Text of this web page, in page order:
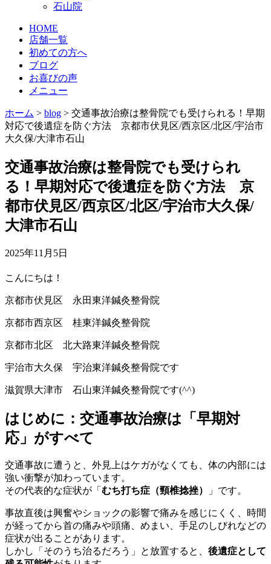
石山院
HOME
店舗一覧
初めての方へ
ブログ
お喜びの声
メニュー
ホーム > blog > 交通事故治療は整骨院でも受けられる！早期
対応で後遺症を防ぐ方法 京都市伏見区/西京区/北区/宇治市
大久保/大津市石山
交通事故治療は整骨院でも受けられ
る！早期対応で後遺症を防ぐ方法 京
都市伏見区/西京区/北区/宇治市大久保/
大津市石山
2025年11月5日
こんにちは！
京都市伏見区 永田東洋鍼灸整骨院
京都市西京区 桂東洋鍼灸整骨院
京都市北区 北大路東洋鍼灸整骨院
宇治市大久保 宇治東洋鍼灸整骨院です
滋賀県大津市 石山東洋鍼灸整骨院です(^^)
はじめに：交通事故治療は「早期対
応」がすべて
交通事故に遭うと、外見上はケガがなくても、体の内部には
強い衝撃が加わっています。
その代表的な症状が「 むち打ち症（頸椎捻挫） 」です。
事故直後は興奮やショックの影響で痛みを感じにくく、時間
が経ってから首の痛みや頭痛、めまい、手足のしびれなどの
症状が出ることがあります。
しかし「そのうち治るだろう」と放置すると、 後遺症として